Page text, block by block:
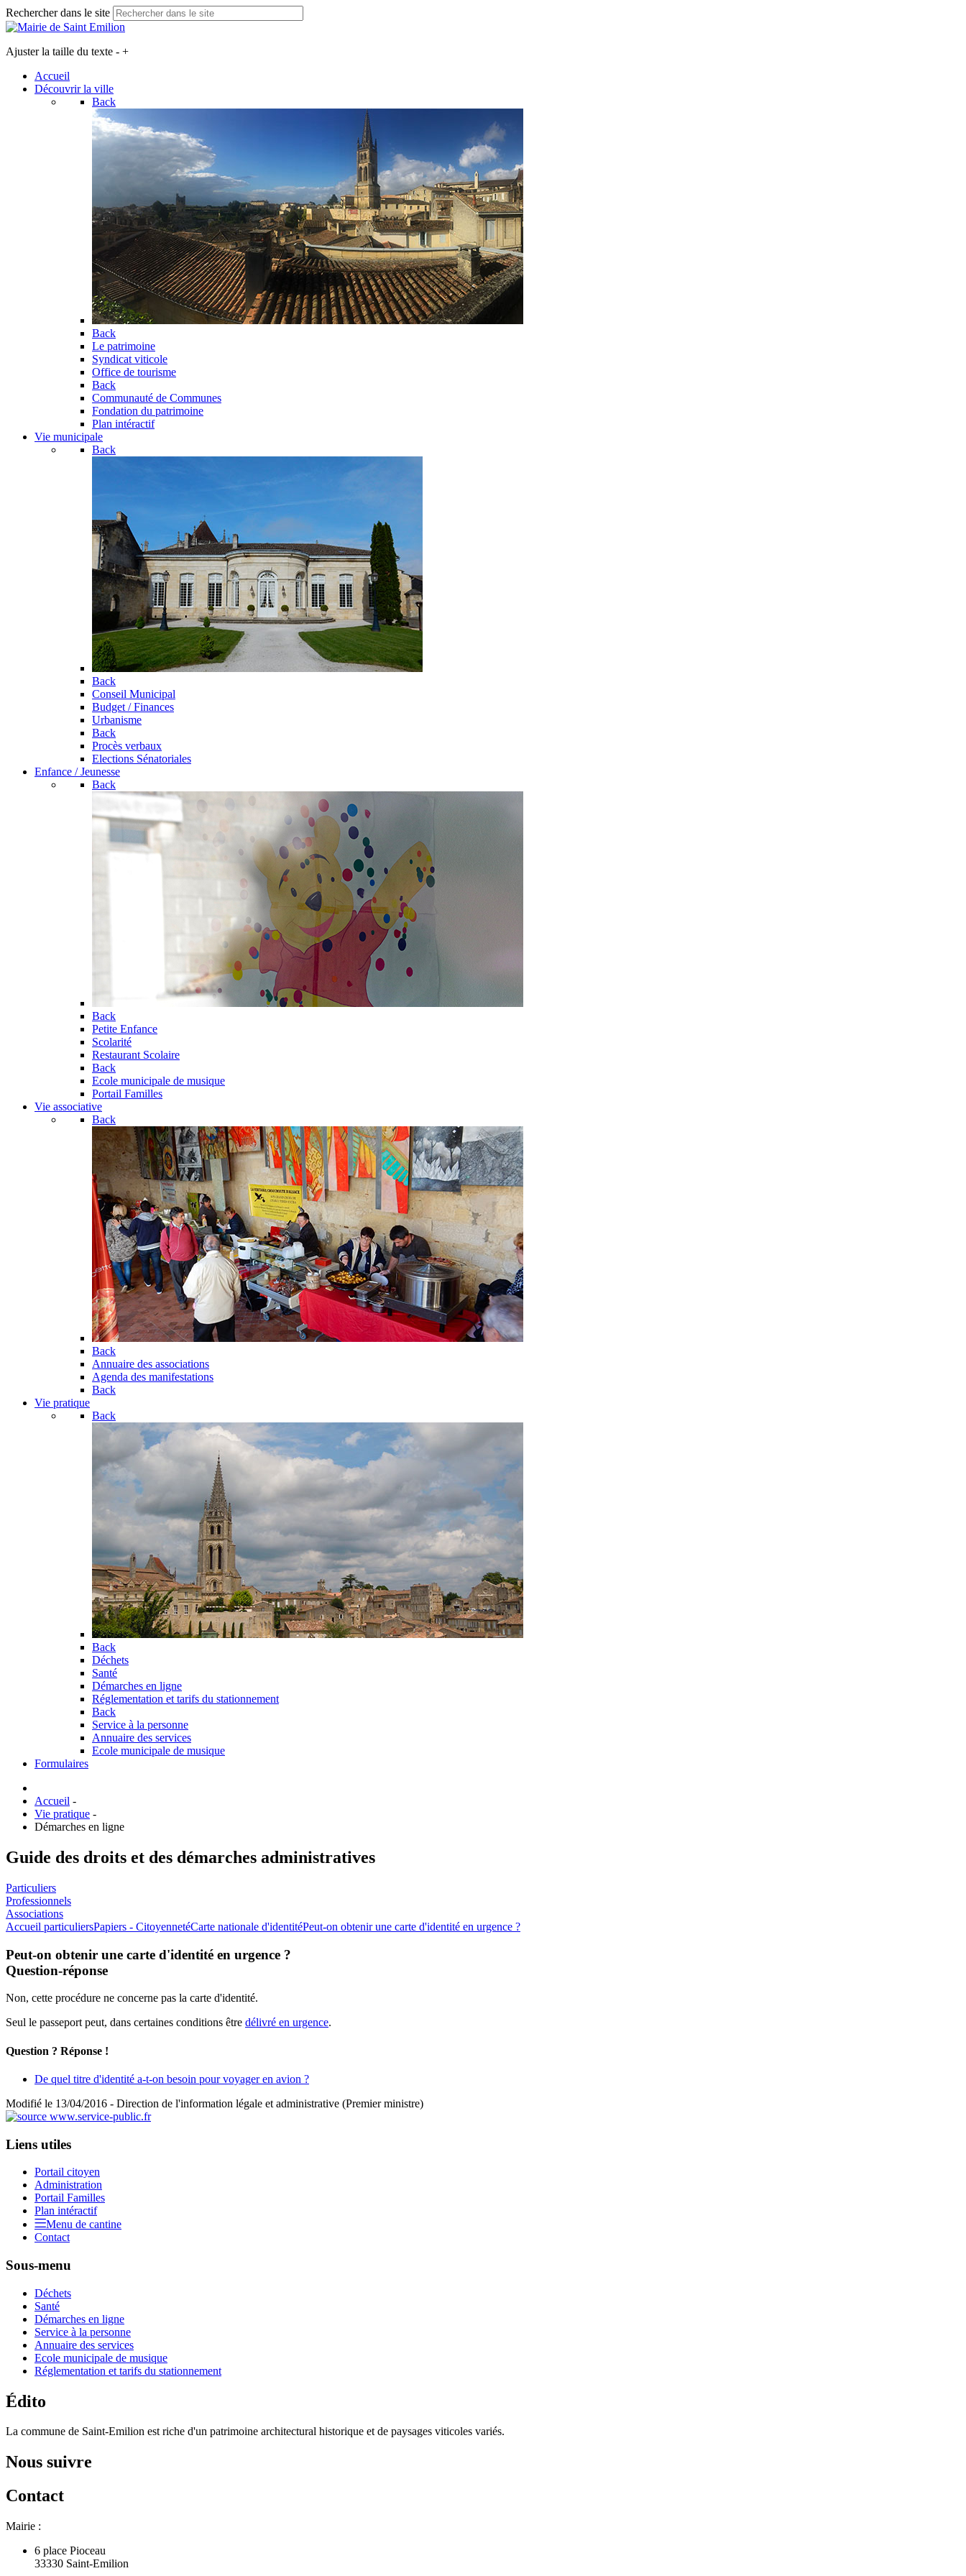
Rechercher dans le site
Ajuster la taille du texte - +
Accueil
Découvrir la ville
Back
Back
Le patrimoine
Syndicat viticole
Office de tourisme
Back
Communauté de Communes
Fondation du patrimoine
Plan intéractif
Vie municipale
Back
Back
Conseil Municipal
Budget / Finances
Urbanisme
Back
Procès verbaux
Elections Sénatoriales
Enfance / Jeunesse
Back
Back
Petite Enfance
Scolarité
Restaurant Scolaire
Back
Ecole municipale de musique
Portail Familles
Vie associative
Back
Back
Annuaire des associations
Agenda des manifestations
Back
Vie pratique
Back
Back
Déchets
Santé
Démarches en ligne
Réglementation et tarifs du stationnement
Back
Service à la personne
Annuaire des services
Ecole municipale de musique
Formulaires
Accueil -
Vie pratique -
Démarches en ligne
Guide des droits et des démarches administratives
Particuliers
Professionnels
Associations
Accueil particuliersPapiers - CitoyennetéCarte nationale d'identitéPeut-on obtenir une carte d'identité en urgence ?
Peut-on obtenir une carte d'identité en urgence ?
Question-réponse
Non, cette procédure ne concerne pas la carte d'identité.
Seul le passeport peut, dans certaines conditions être délivré en urgence.
Question ? Réponse !
De quel titre d'identité a-t-on besoin pour voyager en avion ?
Modifié le 13/04/2016 - Direction de l'information légale et administrative (Premier ministre)
Liens utiles
Portail citoyen
Administration
Portail Familles
Plan intéractif
Menu de cantine
Contact
Sous-menu
Déchets
Santé
Démarches en ligne
Service à la personne
Annuaire des services
Ecole municipale de musique
Réglementation et tarifs du stationnement
Édito
La commune de Saint-Emilion est riche d'un patrimoine architectural historique et de paysages viticoles variés.
Nous suivre
Contact
Mairie :
6 place Pioceau
33330 Saint-Emilion